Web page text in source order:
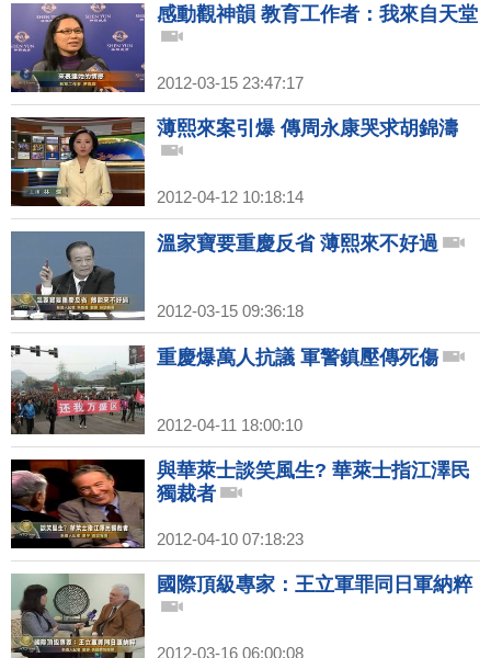
感動觀神韻 教育工作者：我來自天堂
2012-03-15 23:47:17
薄熙來案引爆 傳周永康哭求胡錦濤
2012-04-12 10:18:14
溫家寶要重慶反省 薄熙來不好過
2012-03-15 09:36:18
重慶爆萬人抗議 軍警鎮壓傳死傷
2012-04-11 18:00:10
與華萊士談笑風生? 華萊士指江澤民
獨裁者
2012-04-10 07:18:23
國際頂級專家：王立軍罪同日軍納粹
2012-03-16 06:00:08